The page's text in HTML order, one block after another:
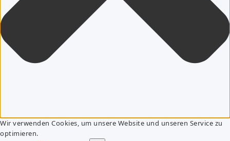
Wir verwenden Cookies, um unsere Website und unseren Service zu
optimieren.